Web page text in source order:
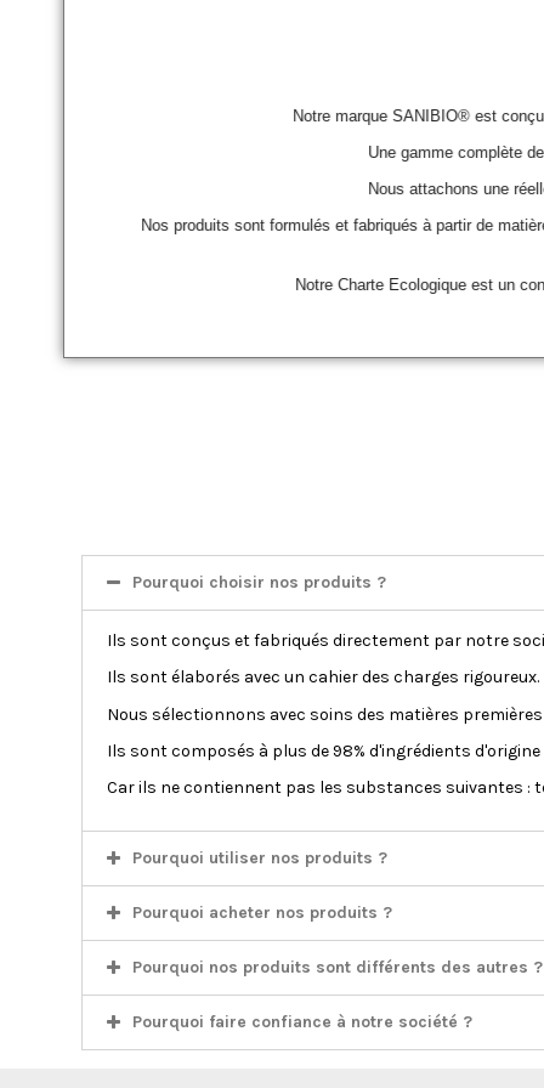
Notre marque SANIBIO® est
Une gamme complète
Nous attachons une
Nos produits sont formulés et fabriqués à partir de
Notre Charte Ecologique est un
Pourquoi choisir nos produits ?
Ils sont conçus et fabriqués directement par notre
Ils sont élaborés avec un cahier des charges rigoureux.
Nous sélectionnons avec soins des matières
Ils sont composés à plus de 98% d'ingrédients
Car ils ne contiennent pas les substances suivantes
Pourquoi utiliser nos produits ?
Pourquoi acheter nos produits ?
Pourquoi nos produits sont différents des autres ?
Pourquoi faire confiance à notre société ?